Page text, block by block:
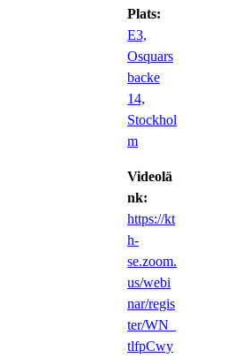
Plats:
E3,
Osquars
backe
14,
Stockhol
m
Videolä
nk:
https://kt
h-
se.zoom.
us/webi
nar/regis
ter/WN_
tlfpCwy